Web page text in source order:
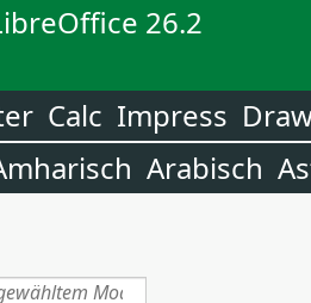
26.2
Calc Impress
Arabisch